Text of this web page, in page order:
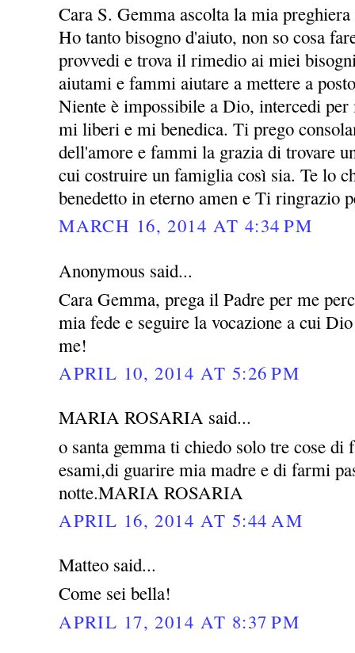
Cara S. Gemma ascolta la mia
Ho tanto bisogno d'aiuto, non so cosa
provvedi e trova il rimedio ai miei
aiutami e fammi aiutare a mettere a
Niente è impossibile a Dio, intercedi per
mi liberi e mi benedica. Ti prego
dell'amore e fammi la grazia di trovare
cui costruire un famiglia così sia. Te lo
benedetto in eterno amen e Ti ringrazio
MARCH 16, 2014 AT 4:34 PM
Anonymous said...
Cara Gemma, prega il Padre per me
mia fede e seguire la vocazione a cui
me!
APRIL 10, 2014 AT 5:26 PM
MARIA ROSARIA said...
o santa gemma ti chiedo solo tre cose di
esami,di guarire mia madre e di farmi
notte.MARIA ROSARIA
APRIL 16, 2014 AT 5:44 AM
Matteo said...
Come sei bella!
APRIL 17, 2014 AT 8:37 PM